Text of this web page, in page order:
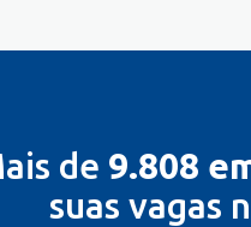
de 9.808
suas vagas